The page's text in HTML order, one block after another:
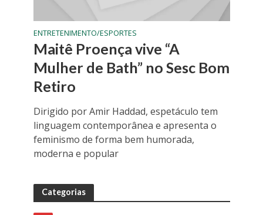
ENTRETENIMENTO/ESPORTES
Maitê Proença vive “A
Mulher de Bath” no Sesc Bom
Retiro
Dirigido por Amir Haddad, espetáculo tem
linguagem contemporânea e apresenta o
feminismo de forma bem humorada,
moderna e popular
Categorias